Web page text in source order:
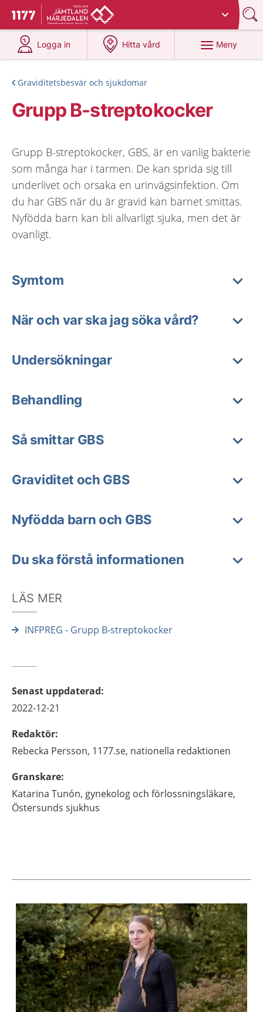
Till startsidan för 1177
Du har valt region
Logga in
på 1177.se
Hitta vård
på 1177.se
Meny
Graviditetsbesvär och sjukdomar
Grupp B-streptokocker
Grupp B-streptokocker, GBS, är en vanlig bakterie
som många har i tarmen. De kan sprida sig till
underlivet och orsaka en urinvägsinfektion. Om
du har GBS när du är gravid kan barnet smittas.
Nyfödda barn kan bli allvarligt sjuka, men det är
ovanligt.
Symtom
När och var ska jag söka vård?
Undersökningar
Behandling
Så smittar GBS
Graviditet och GBS
Nyfödda barn och GBS
Du ska förstå informationen
LÄS MER
INFPREG - Grupp B-streptokocker
Senast uppdaterad:
2022-12-21
Redaktör:
Rebecka Persson, 1177.se, nationella redaktionen
Granskare:
Katarina Tunón, gynekolog och förlossningsläkare,
Östersunds sjukhus
Aktuella artiklar